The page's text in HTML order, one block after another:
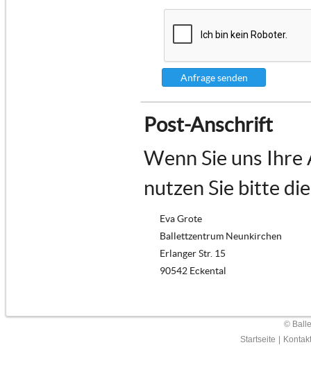
Anfrage senden
Post-Anschrift
Wenn Sie uns
nutzen Sie bitte
Eva Grote
Ballettzentrum Neunkirchen
Erlanger Str. 15
90542 Eckental
©
Startseite
Kontakt